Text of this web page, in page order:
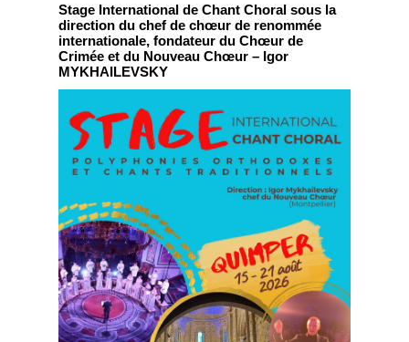
Stage International de Chant Choral sous la
direction du chef de chœur de renommée
internationale, fondateur du Chœur de
Crimée et du Nouveau Chœur – Igor
MYKHAILEVSKY